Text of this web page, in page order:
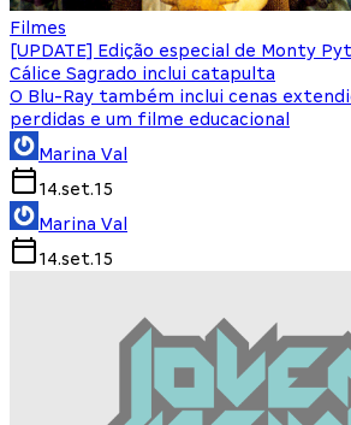
Filmes
[UPDATE] Edição especial de Monty
Cálice Sagrado inclui catapulta
O Blu-Ray também inclui cenas
perdidas e um filme educacional
Marina Val
14.set.15
Marina Val
14.set.15